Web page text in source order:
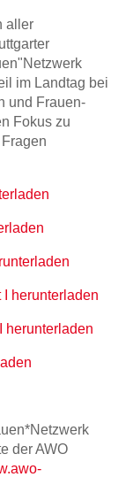
aller
im Landtag bei
und Frauen-
Fokus zu
herunterladen
herunterladen
der AWO